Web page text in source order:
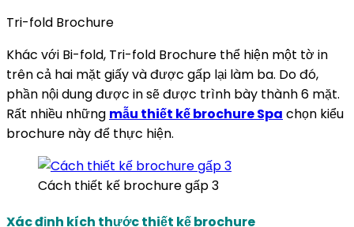
Tri-fold Brochure
Khác với Bi-fold, Tri-fold Brochure thể hiện một tờ in
trên cả hai mặt giấy và được gấp lại làm ba. Do đó,
phần nội dung được in sẽ được trình bày thành 6 mặt.
Rất nhiều những mẫu thiết kế brochure Spa chọn kiểu
brochure này để thực hiện.
Cách thiết kế brochure gấp 3
Xác định kích thước thiết kế brochure